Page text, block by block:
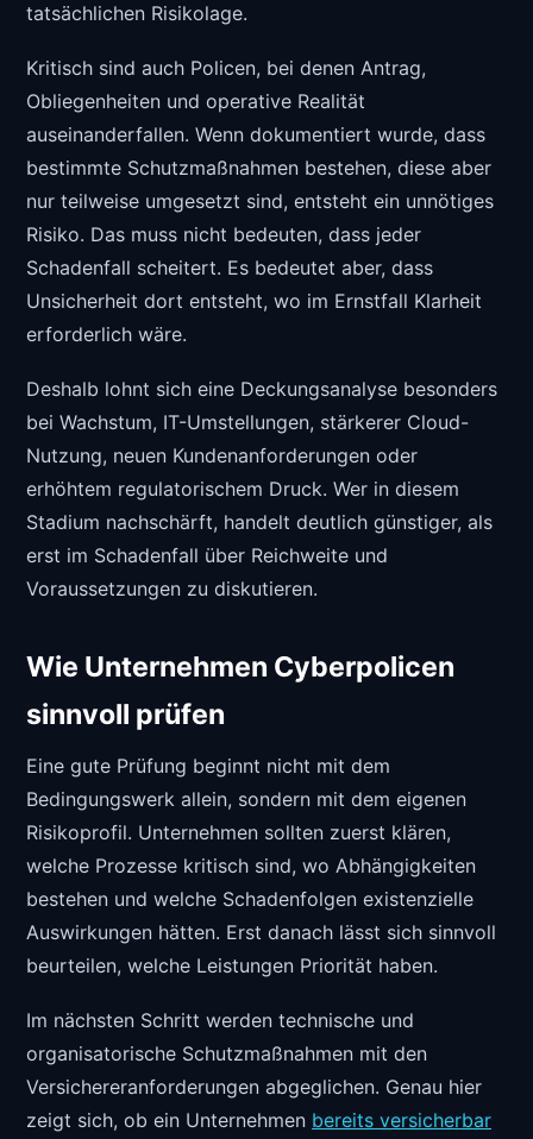
tatsächlichen Risikolage.
Kritisch sind auch Policen, bei denen Antrag,
Obliegenheiten und operative Realität
auseinanderfallen. Wenn dokumentiert wurde, dass
bestimmte Schutzmaßnahmen bestehen, diese aber
nur teilweise umgesetzt sind, entsteht ein unnötiges
Risiko. Das muss nicht bedeuten, dass jeder
Schadenfall scheitert. Es bedeutet aber, dass
Unsicherheit dort entsteht, wo im Ernstfall Klarheit
erforderlich wäre.
Deshalb lohnt sich eine Deckungsanalyse besonders
bei Wachstum, IT-Umstellungen, stärkerer Cloud-
Nutzung, neuen Kundenanforderungen oder
erhöhtem regulatorischem Druck. Wer in diesem
Stadium nachschärft, handelt deutlich günstiger, als
erst im Schadenfall über Reichweite und
Voraussetzungen zu diskutieren.
Wie Unternehmen Cyberpolicen
sinnvoll prüfen
Eine gute Prüfung beginnt nicht mit dem
Bedingungswerk allein, sondern mit dem eigenen
Risikoprofil. Unternehmen sollten zuerst klären,
welche Prozesse kritisch sind, wo Abhängigkeiten
bestehen und welche Schadenfolgen existenzielle
Auswirkungen hätten. Erst danach lässt sich sinnvoll
beurteilen, welche Leistungen Priorität haben.
Im nächsten Schritt werden technische und
organisatorische Schutzmaßnahmen mit den
Versichereranforderungen abgeglichen. Genau hier
zeigt sich, ob ein Unternehmen bereits versicherbar